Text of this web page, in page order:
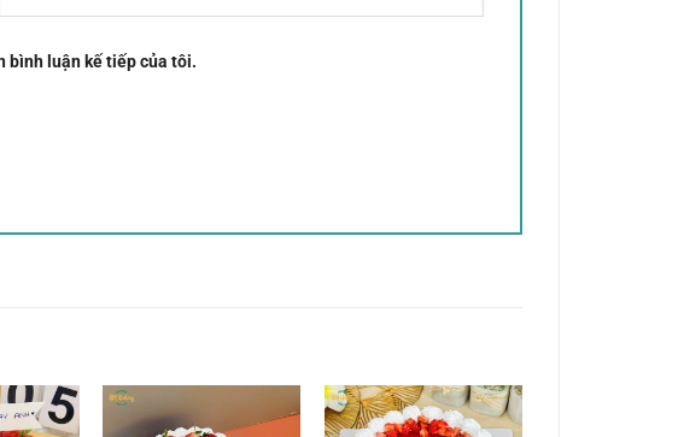
bình luận kế tiếp của tôi.